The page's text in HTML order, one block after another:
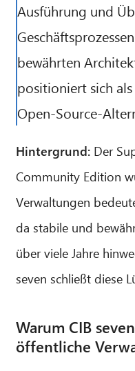
Ausführung und
bewährten
positioniert sich
Open-Source-
Hintergrund: Der
Community Edition
Verwaltungen
da stabile und
über viele Jahre
seven schließt diese
Warum CIB
öffentliche